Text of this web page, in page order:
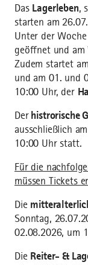
Das Lagerleben,
starten am
Unter der
geöffnet und am
Zudem startet
und am 01. und
10:00 Uhr, der
Derhistrorische
ausschließlich
10:00 Uhr statt.
Für die
müssen Tickets
Die
Sonntag,
02.08.2026, um
Die Reiter- &